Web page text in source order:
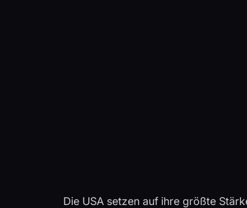
Die USA setzen auf ihre größte